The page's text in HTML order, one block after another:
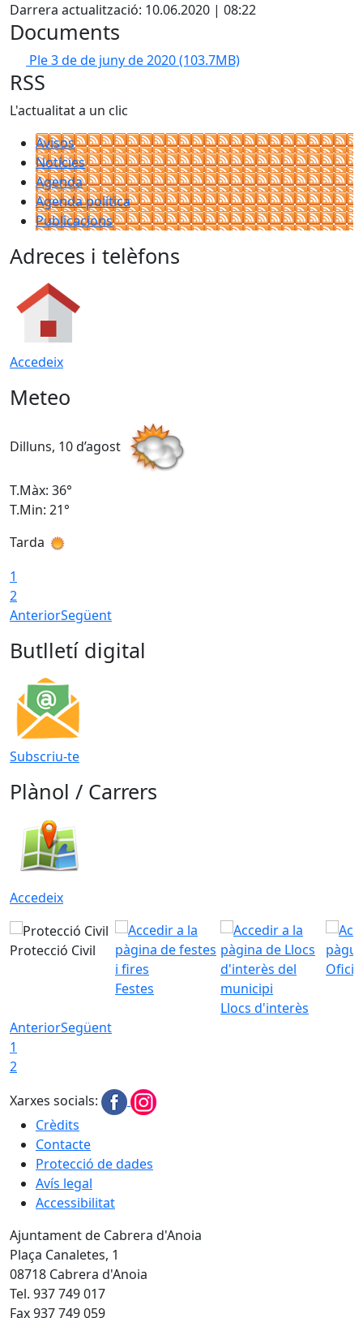
Darrera actualització: 10.06.2020 | 08:22
Documents
Ple 3 de de juny de 2020(103.7MB)
RSS
L'actualitat a un clic
Avisos
Notícies
Agenda
Agenda política
Publicacions
Adreces i telèfons
Accedeix
Meteo
Dilluns, 10 d’agost
T.Màx: 36°
T.Min: 21°
Tarda
1
2
AnteriorSegüent
Butlletí digital
Subscriu-te
Plànol / Carrers
Accedeix
Protecció Civil
Festes
Llocs d'interès
AnteriorSegüent
1
2
Xarxes socials:
Crèdits
Contacte
Protecció de dades
Avís legal
Accessibilitat
Ajuntament de Cabrera d'Anoia
Plaça Canaletes, 1
08718 Cabrera d'Anoia
Tel. 937 749 017
Fax 937 749 059